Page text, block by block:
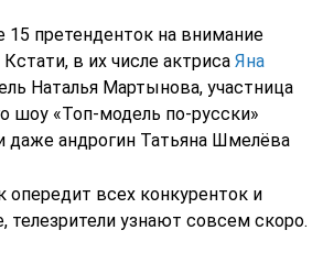
15 претенденток на внимание
в их числе актрисаЯна
Наталья Мартынова, участница
шоу «Топ-модель по-русски»
даже андрогин Татьяна Шмелёва
всех конкуренток и
телезрители узнают совсем скоро.